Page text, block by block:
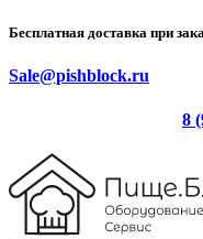
Бесплатная доставка при
Sale@pishblock.ru
8